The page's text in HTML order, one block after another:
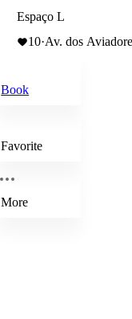
Espaço L
10·Av. dos
Book
Favorite
More